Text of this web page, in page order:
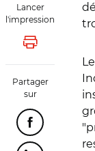
Lancer
l'impression
Lancer
Partager
sur
Partager